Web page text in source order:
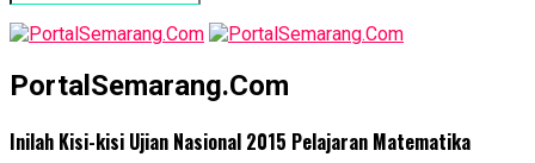
PortalSemarang.Com
Inilah Kisi-kisi Ujian Nasional 2015 Pelajaran Matematika